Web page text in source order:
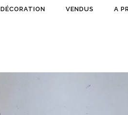
DÉCORATION VENDUS A